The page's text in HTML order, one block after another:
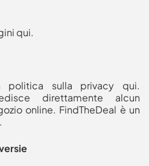
qui.
politica sulla privacy qui.
direttamente alcun
online. FindTheDeal è un